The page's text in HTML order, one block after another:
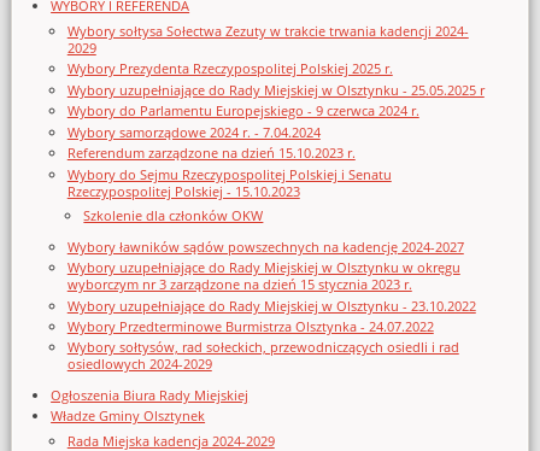
WYBORY I REFERENDA
Wybory sołtysa Sołectwa Zezuty w trakcie trwania kadencji 2024-
2029
Wybory Prezydenta Rzeczypospolitej Polskiej 2025 r.
Wybory uzupełniające do Rady Miejskiej w Olsztynku - 25.05.2025 r
Wybory do Parlamentu Europejskiego - 9 czerwca 2024 r.
Wybory samorządowe 2024 r. - 7.04.2024
Referendum zarządzone na dzień 15.10.2023 r.
Wybory do Sejmu Rzeczypospolitej Polskiej i Senatu
Rzeczypospolitej Polskiej - 15.10.2023
Szkolenie dla członków OKW
Wybory ławników sądów powszechnych na kadencję 2024-2027
Wybory uzupełniające do Rady Miejskiej w Olsztynku w okręgu
wyborczym nr 3 zarządzone na dzień 15 stycznia 2023 r.
Wybory uzupełniające do Rady Miejskiej w Olsztynku - 23.10.2022
Wybory Przedterminowe Burmistrza Olsztynka - 24.07.2022
Wybory sołtysów, rad sołeckich, przewodniczących osiedli i rad
osiedlowych 2024-2029
Ogłoszenia Biura Rady Miejskiej
Władze Gminy Olsztynek
Rada Miejska kadencja 2024-2029